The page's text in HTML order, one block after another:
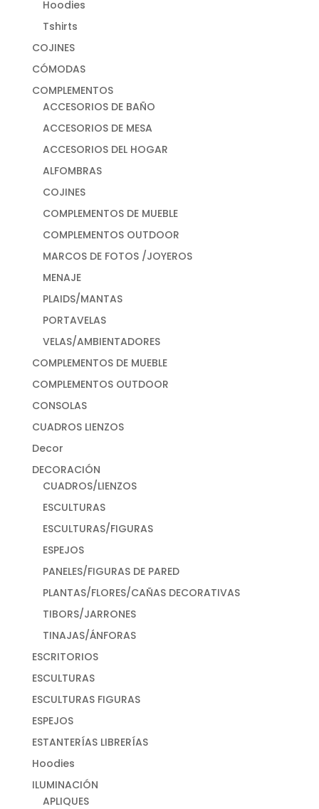
Hoodies
Tshirts
COJINES
CÓMODAS
COMPLEMENTOS
ACCESORIOS DE BAÑO
ACCESORIOS DE MESA
ACCESORIOS DEL HOGAR
ALFOMBRAS
COJINES
COMPLEMENTOS DE MUEBLE
COMPLEMENTOS OUTDOOR
MARCOS DE FOTOS /JOYEROS
MENAJE
PLAIDS/MANTAS
PORTAVELAS
VELAS/AMBIENTADORES
COMPLEMENTOS DE MUEBLE
COMPLEMENTOS OUTDOOR
CONSOLAS
CUADROS LIENZOS
Decor
DECORACIÓN
CUADROS/LIENZOS
ESCULTURAS
ESCULTURAS/FIGURAS
ESPEJOS
PANELES/FIGURAS DE PARED
PLANTAS/FLORES/CAÑAS DECORATIVAS
TIBORS/JARRONES
TINAJAS/ÁNFORAS
ESCRITORIOS
ESCULTURAS
ESCULTURAS FIGURAS
ESPEJOS
ESTANTERÍAS LIBRERÍAS
Hoodies
ILUMINACIÓN
APLIQUES